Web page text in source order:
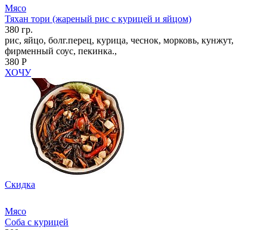
Мясо
Тяхан тори (жареный рис с курицей и яйцом)
380 гр.
рис, яйцо, болг.перец, курица, чеснок, морковь, кунжут,
фирменный соус, пекинка.,
380 Р
ХОЧУ
Скидка
Мясо
Соба с курицей